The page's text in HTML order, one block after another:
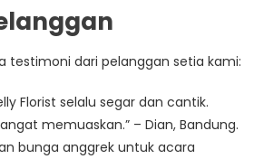
testimoni dari pelanggan setia kami:
Florist selalu segar dan cantik.
memuaskan.” – Dian, Bandung.
bunga anggrek untuk acara